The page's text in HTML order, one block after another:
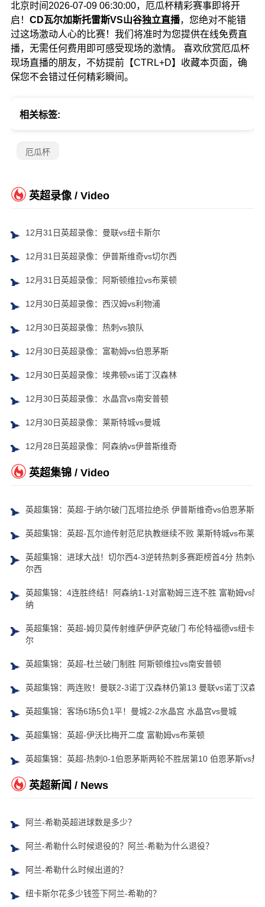
北京时间2026-07-09 06:30:00，厄瓜杯精彩赛事即将开
启！ CD瓦尔加斯托雷斯VS山谷独立直播，您绝对不能错
过这场激动人心的比赛！我们将准时为您提供在线免费直
播，无需任何费用即可感受现场的激情。 喜欢欣赏厄瓜杯
现场直播的朋友，不妨提前【CTRL+D】收藏本页面，确
保您不会错过任何精彩瞬间。
相关标签:
厄瓜杯
英超录像 / Video
12月31日英超录像：曼联vs纽卡斯尔
12月31日英超录像：伊普斯维奇vs切尔西
12月31日英超录像：阿斯顿维拉vs布莱顿
12月30日英超录像：西汉姆vs利物浦
12月30日英超录像：热刺vs狼队
12月30日英超录像：富勒姆vs伯恩茅斯
12月30日英超录像：埃弗顿vs诺丁汉森林
12月30日英超录像：水晶宫vs南安普顿
12月30日英超录像：莱斯特城vs曼城
12月28日英超录像：阿森纳vs伊普斯维奇
英超集锦 / Video
英超集锦：英超-于纳尔破门瓦塔拉绝杀 伊普斯维奇vs伯恩茅斯
英超集锦：英超-瓦尔迪传射范尼执教继续不败 莱斯特城vs布莱顿
英超集锦：进球大战！切尔西4-3逆转热刺多赛距榜首4分 热刺vs
尔西
英超集锦：4连胜终结！阿森纳1-1对富勒姆三连不胜 富勒姆vs阿
纳
英超集锦：英超-姆贝莫传射维萨伊萨克破门 布伦特福德vs纽卡斯
尔
英超集锦：英超-杜兰破门制胜 阿斯顿维拉vs南安普顿
英超集锦：两连败！曼联2-3诺丁汉森林仍第13 曼联vs诺丁汉森林
英超集锦：客场6场5负1平！曼城2-2水晶宫 水晶宫vs曼城
英超集锦：英超-伊沃比梅开二度 富勒姆vs布莱顿
英超集锦：英超-热刺0-1伯恩茅斯两轮不胜居第10 伯恩茅斯vs热
英超新闻 / News
阿兰-希勒英超进球数是多少？
阿兰-希勒什么时候退役的？阿兰-希勒为什么退役？
阿兰-希勒什么时候出道的？
纽卡斯尔花多少钱签下阿兰-希勒的？